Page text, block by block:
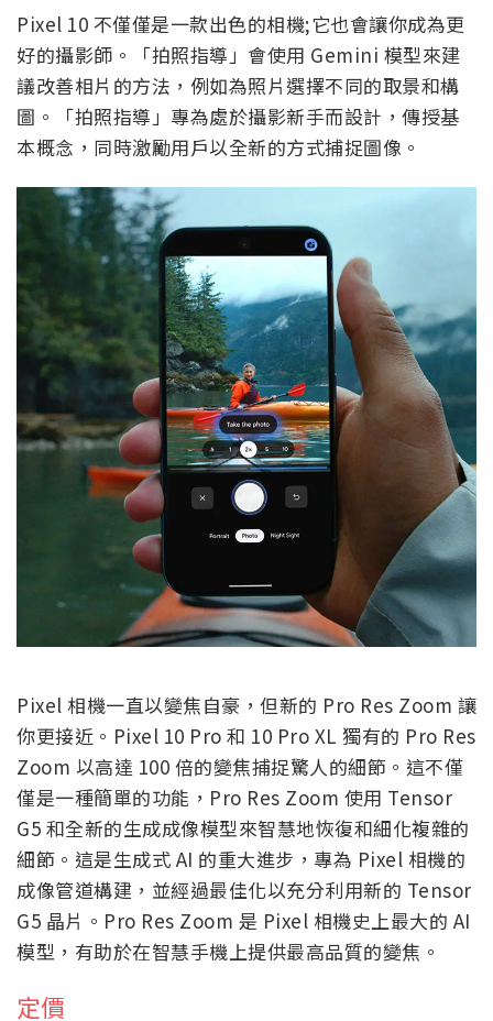
Pixel 10 不僅僅是一款出色的相機;它也會讓你成為更
好的攝影師。「拍照指導」會使用 Gemini 模型來建
議改善相片的方法，例如為照片選擇不同的取景和構
圖。「拍照指導」專為處於攝影新手而設計，傳授基
本概念，同時激勵用戶以全新的方式捕捉圖像。
Pixel 相機一直以變焦自豪，但新的 Pro Res Zoom 讓
你更接近。Pixel 10 Pro 和 10 Pro XL 獨有的 Pro Res
Zoom 以高達 100 倍的變焦捕捉驚人的細節。這不僅
僅是一種簡單的功能，Pro Res Zoom 使用 Tensor
G5 和全新的生成成像模型來智慧地恢復和細化複雜的
細節。這是生成式 AI 的重大進步，專為 Pixel 相機的
成像管道構建，並經過最佳化以充分利用新的 Tensor
G5 晶片。Pro Res Zoom 是 Pixel 相機史上最大的 AI
模型，有助於在智慧手機上提供最高品質的變焦。
定價